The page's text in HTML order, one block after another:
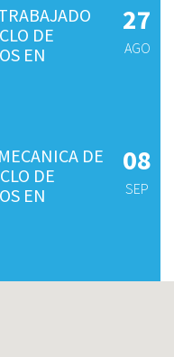
27
AGO
DE
EN
08
SEP
DE
DE
EN